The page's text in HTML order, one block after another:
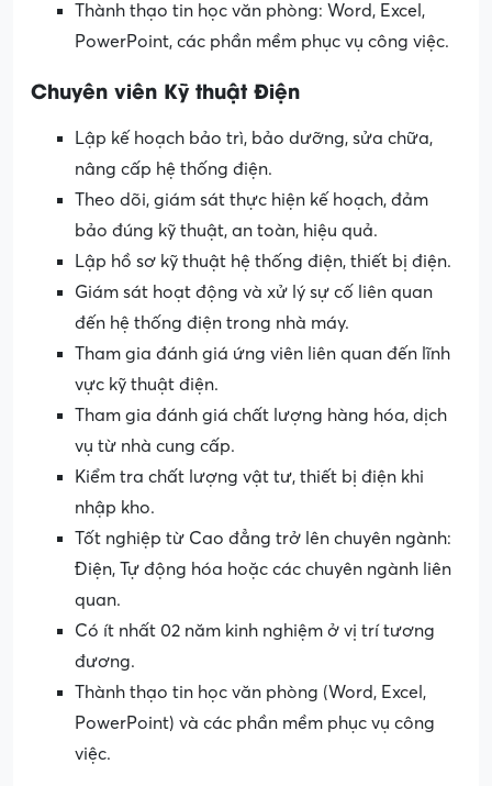
Thành thạo tin học văn phòng: Word, Excel,
PowerPoint, các phần mềm phục vụ công việc.
Chuyên viên Kỹ thuật Điện
Lập kế hoạch bảo trì, bảo dưỡng, sửa chữa,
nâng cấp hệ thống điện.
Theo dõi, giám sát thực hiện kế hoạch, đảm
bảo đúng kỹ thuật, an toàn, hiệu quả.
Lập hồ sơ kỹ thuật hệ thống điện, thiết bị điện.
Giám sát hoạt động và xử lý sự cố liên quan
đến hệ thống điện trong nhà máy.
Tham gia đánh giá ứng viên liên quan đến lĩnh
vực kỹ thuật điện.
Tham gia đánh giá chất lượng hàng hóa, dịch
vụ từ nhà cung cấp.
Kiểm tra chất lượng vật tư, thiết bị điện khi
nhập kho.
Tốt nghiệp từ Cao đẳng trở lên chuyên ngành:
Điện, Tự động hóa hoặc các chuyên ngành liên
quan.
Có ít nhất 02 năm kinh nghiệm ở vị trí tương
đương.
Thành thạo tin học văn phòng (Word, Excel,
PowerPoint) và các phần mềm phục vụ công
việc.